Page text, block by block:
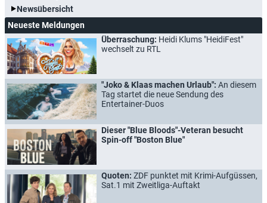
Newsübersicht
Neueste Meldungen
Überraschung: Heidi Klums "HeidiFest"
wechselt zu RTL
"Joko & Klaas machen Urlaub": An diesem
Tag startet die neue Sendung des
Entertainer-Duos
Dieser "Blue Bloods"-Veteran besucht
Spin-off "Boston Blue"
Quoten: ZDF punktet mit Krimi-Aufgüssen,
Sat.1 mit Zweitliga-Auftakt